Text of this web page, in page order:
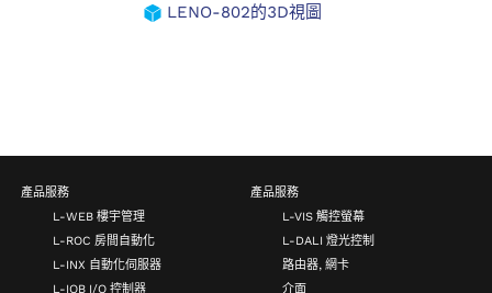
LENO-802的3D視圖
產品服務
L-WEB 樓宇管理
L-ROC 房間自動化
L-INX 自動化伺服器
L-IOB I/O 控制器
產品服務
L-VIS 觸控螢幕
L-DALI 燈光控制
路由器, 網卡
介面